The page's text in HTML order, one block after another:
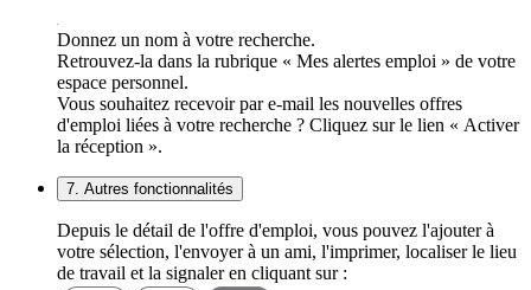
Donnez un nom à votre recherche.
Retrouvez-la dans la rubrique « Mes alertes emploi » de votre
espace personnel.
Vous souhaitez recevoir par e-mail les nouvelles offres
d'emploi liées à votre recherche ? Cliquez sur le lien « Activer
la réception ».
7. Autres fonctionnalités
Depuis le détail de l'offre d'emploi, vous pouvez l'ajouter à
votre sélection, l'envoyer à un ami, l'imprimer, localiser le lieu
de travail et la signaler en cliquant sur :